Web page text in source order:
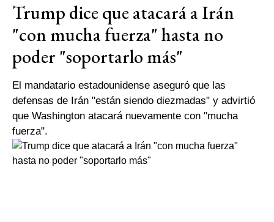
Trump dice que atacará a Irán
"con mucha fuerza" hasta no
poder "soportarlo más"
El mandatario estadounidense aseguró que las
defensas de Irán "están siendo diezmadas" y advirtió
que Washington atacará nuevamente con "mucha
fuerza".